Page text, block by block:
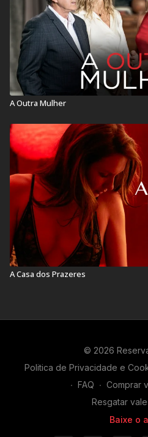
A Outra Mulher
A Casa dos Prazeres
© 2026
Politica de Privacidade e
∙ FAQ ∙ Comprar
Resgatar
Baixe o